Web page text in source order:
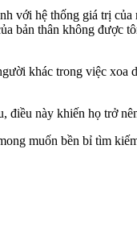
với hệ thống giá trị
bản thân không được
khác trong việc xoa
điều này khiến họ trở
muốn bền bỉ tìm